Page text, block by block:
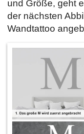
und Größe, geht
der nächsten
Wandtattoo